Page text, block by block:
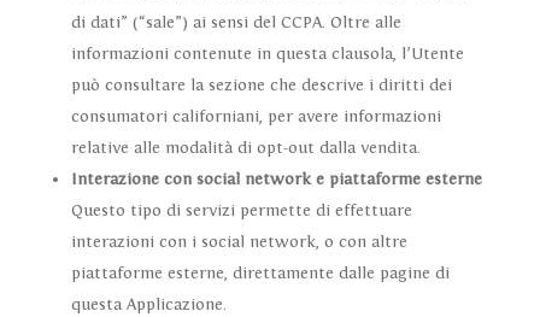
di dati” (“sale”) ai sensi del CCPA. Oltre alle
informazioni contenute in questa clausola, l’Utente
può consultare la sezione che descrive i diritti dei
consumatori californiani, per avere informazioni
relative alle modalità di opt-out dalla vendita.
Interazione con social network e piattaforme esterne
Questo tipo di servizi permette di effettuare
interazioni con i social network, o con altre
piattaforme esterne, direttamente dalle pagine di
questa Applicazione.